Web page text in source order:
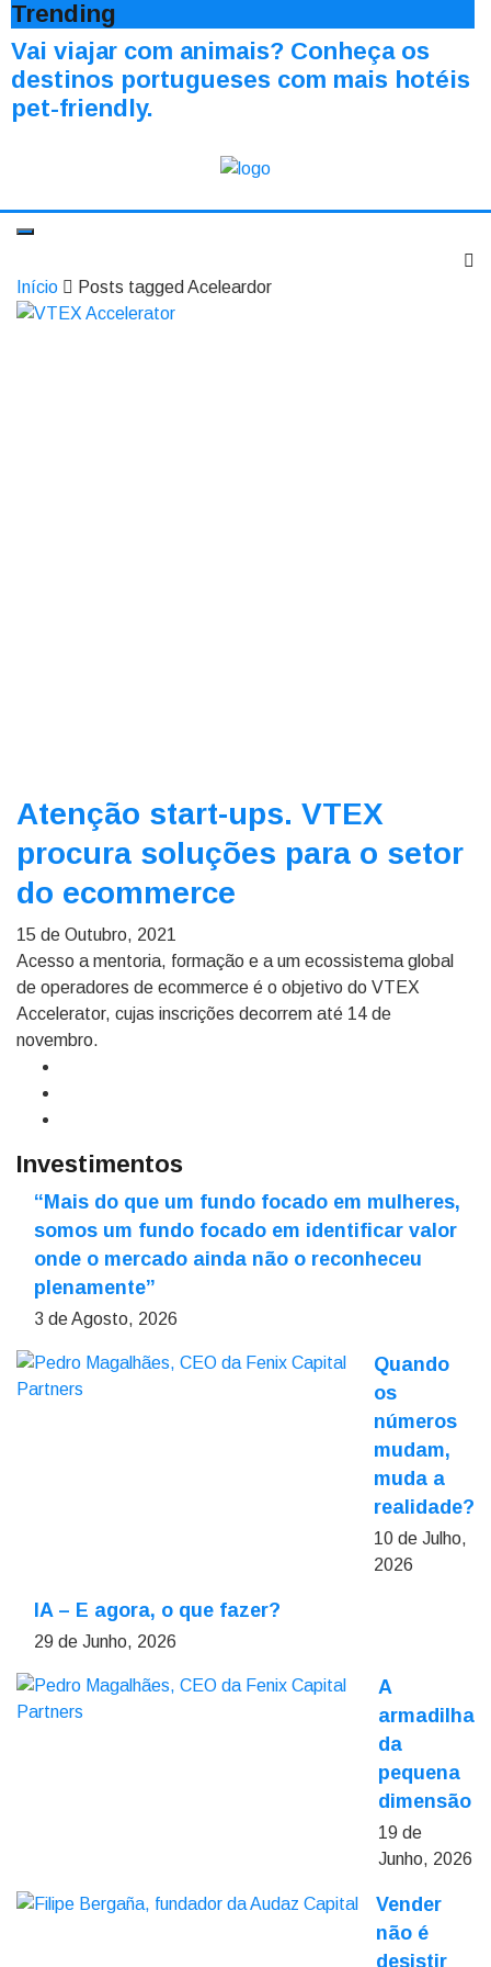
Trending
Vai viajar com animais? Conheça os
destinos portugueses com mais hotéis
pet-friendly.
Início Posts tagged Aceleardor
Atenção start-ups. VTEX
procura soluções para o setor
do ecommerce
15 de Outubro, 2021
Acesso a mentoria, formação e a um ecossistema global
de operadores de ecommerce é o objetivo do VTEX
Accelerator, cujas inscrições decorrem até 14 de
novembro.
Investimentos
“Mais do que um fundo focado em mulheres,
somos um fundo focado em identificar valor
onde o mercado ainda não o reconheceu
plenamente”
3 de Agosto, 2026
Quando
os
números
mudam,
muda a
realidade?
10 de Julho,
2026
IA – E agora, o que fazer?
29 de Junho, 2026
A
armadilha
da
pequena
dimensão
19 de
Junho, 2026
Vender
não é
desistir